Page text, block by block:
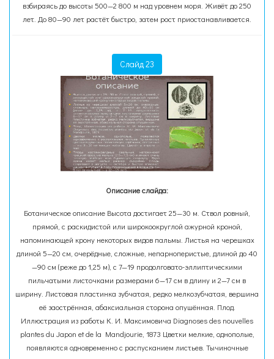
взбираясь до высоты 500—2 800 м над уровнем моря. Живёт до 250
лет. До 80—90 лет растёт быстро, затем рост приостанавливается.
Слайд 23
Описание слайда:
Ботаническое описание Высота достигает 25—30 м. Ствол ровный,
прямой, с раскидистой или широкоокруглой ажурной кроной,
напоминающей крону некоторых видов пальмы. Листья на черешках
длиной 5—20 см, очерёдные, сложные, непарноперистые, длиной до 40
—90 см (реже до 1,25 м), с 7—19 продолговато-эллиптическими
пильчатыми листочками размерами 6—17 см в длину и 2—7 см в
ширину. Листовая пластинка зубчатая, редко мелкозубчатая, вершина
её заострённая, абаксиальная сторона опушённая. Плод.
Иллюстрация из работы К. И. Максимовича Diagnoses des nouvelles
plantes du Japon et de la Mandjourie, 1873 Цветки мелкие, однополые,
появляются одновременно с распусканием листьев. Тычиночные